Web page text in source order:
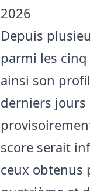
2026
Depuis
parmi les
ainsi son
derniers jours
score serait
ceux obtenus